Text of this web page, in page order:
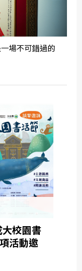
場不可錯過的
大校園書
活動邀